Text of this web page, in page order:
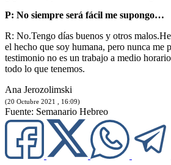
P: No siempre será fácil me supongo…
R: No.Tengo días buenos y otros
el hecho que soy humana, pero nunca me
testimonio no es un trabajo a medio
todo lo que tenemos.
Ana Jerozolimski
(20 Octubre 2021 , 16:09)
Fuente: Semanario Hebreo